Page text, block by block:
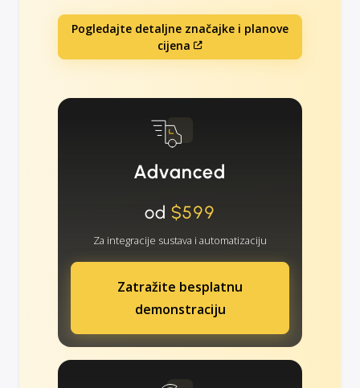
Pogledajte detaljne značajke i planove
cijena
Advanced
od $599
Za integracije sustava i automatizaciju
Zatražite besplatnu
demonstraciju